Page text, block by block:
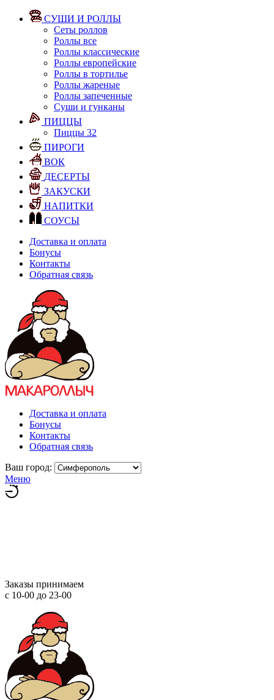
СУШИ И РОЛЛЫ
Сеты роллов
Роллы все
Роллы классические
Роллы европейские
Роллы в тортилье
Роллы жареные
Роллы запеченные
Суши и гунканы
ПИЦЦЫ
Пиццы 32
ПИРОГИ
ВОК
ДЕСЕРТЫ
ЗАКУСКИ
НАПИТКИ
СОУСЫ
Доставка и оплата
Бонусы
Контакты
Обратная связь
Доставка и оплата
Бонусы
Контакты
Обратная связь
Ваш город:
Меню
Заказы принимаем
с 10-00 до 23-00